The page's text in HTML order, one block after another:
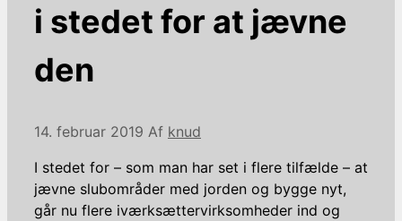
i stedet for at jævne
den
14. februar 2019 Af knud
I stedet for – som man har set i flere tilfælde – at
jævne slubområder med jorden og bygge nyt,
går nu flere iværksættervirksomheder ind og